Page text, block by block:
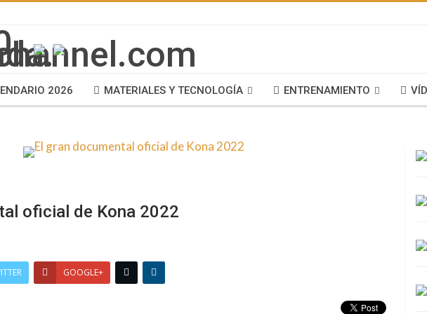
2026 MATERIALES Y TECNOLOGÍA ENTRENAMIENTO
oficial de Kona 2022
GOOGLE+